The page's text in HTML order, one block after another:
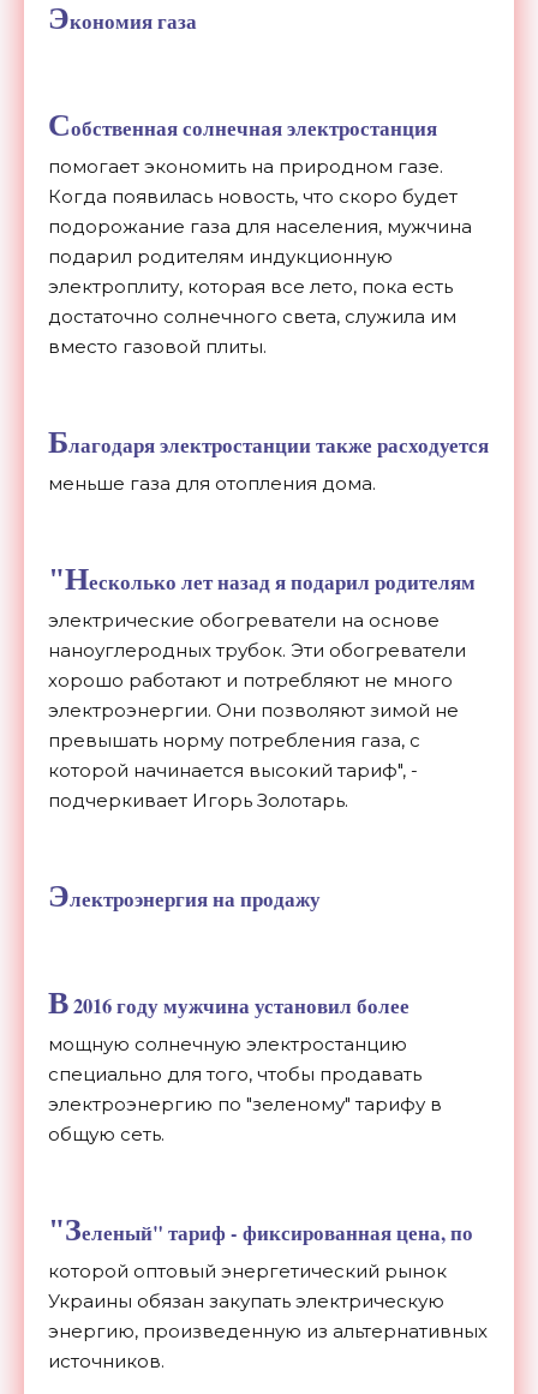
Экономия газа
Собственная солнечная электростанция
помогает экономить на природном газе.
Когда появилась новость, что скоро будет
подорожание газа для населения, мужчина
подарил родителям индукционную
электроплиту, которая все лето, пока есть
достаточно солнечного света, служила им
вместо газовой плиты.
Благодаря электростанции также расходуется
меньше газа для отопления дома.
"Несколько лет назад я подарил родителям
электрические обогреватели на основе
наноуглеродных трубок. Эти обогреватели
хорошо работают и потребляют не много
электроэнергии. Они позволяют зимой не
превышать норму потребления газа, с
которой начинается высокий тариф", -
подчеркивает Игорь Золотарь.
Электроэнергия на продажу
В2016 году мужчина установил более
мощную солнечную электростанцию ​​
специально для того, чтобы продавать
электроэнергию по "зеленому" тарифу в
общую сеть.
"Зеленый" тариф - фиксированная цена, по
которой оптовый энергетический рынок
Украины обязан закупать электрическую
энергию, произведенную из альтернативных
источников.